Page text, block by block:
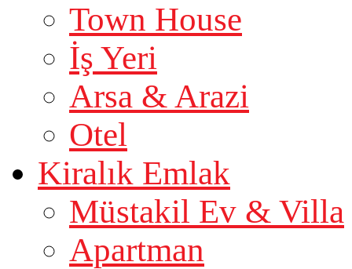
Town House
İş Yeri
Arsa & Arazi
Otel
Kiralık Emlak
Müstakil Ev & Villa
Apartman